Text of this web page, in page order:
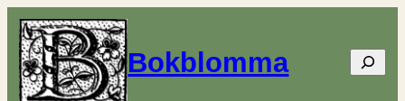
Bokblomma Sök